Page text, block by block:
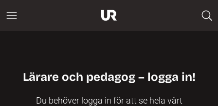
Lärare och pedagog – logga in!
Du behöver logga in för att se hela vårt